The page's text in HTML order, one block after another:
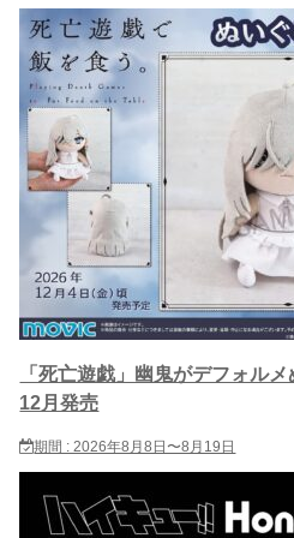
「死亡遊戯」幽鬼がデフォル
12月発売
期間 : 2026年8月8日〜8月19日